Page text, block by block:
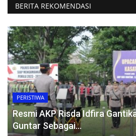
BERITA REKOMENDASI
PERISTIWA
Resmi AKP Risda Idfira
Guntar Sebagai...